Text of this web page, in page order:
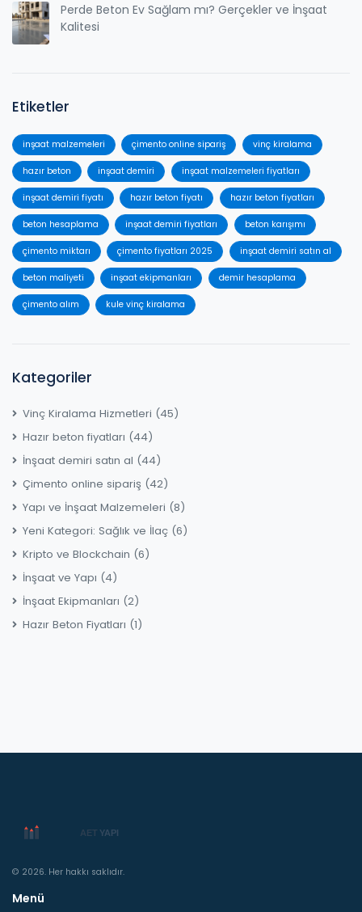
Perde Beton Ev Sağlam mı? Gerçekler ve İnşaat
Kalitesi
Etiketler
inşaat malzemeleri çimento online sipariş vinç kiralama
hazır beton inşaat demiri inşaat malzemeleri fiyatları
inşaat demiri fiyatı hazır beton fiyatı hazır beton fiyatları
beton hesaplama inşaat demiri fiyatları beton karışımı
çimento miktarı çimento fiyatları 2025 inşaat demiri satın al
beton maliyeti inşaat ekipmanları demir hesaplama
çimento alım kule vinç kiralama
Kategoriler
Vinç Kiralama Hizmetleri (45)
Hazır beton fiyatları (44)
İnşaat demiri satın al (44)
Çimento online sipariş (42)
Yapı ve İnşaat Malzemeleri (8)
Yeni Kategori: Sağlık ve İlaç (6)
Kripto ve Blockchain (6)
İnşaat ve Yapı (4)
İnşaat Ekipmanları (2)
Hazır Beton Fiyatları (1)
© 2026. Her hakkı saklıdır.
Menü